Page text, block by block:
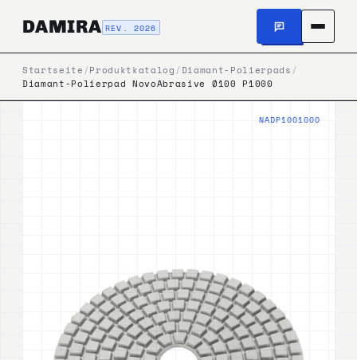
DAMIRA REV. 2026
Startseite /Produktkatalog /Diamant-Polierpads /
Diamant-Polierpad NovoAbrasive Ø100 P1000
NADP1001000